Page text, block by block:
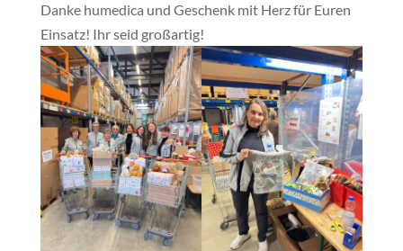
Danke humedica und Geschenk mit Herz für Euren
Einsatz! Ihr seid großartig!